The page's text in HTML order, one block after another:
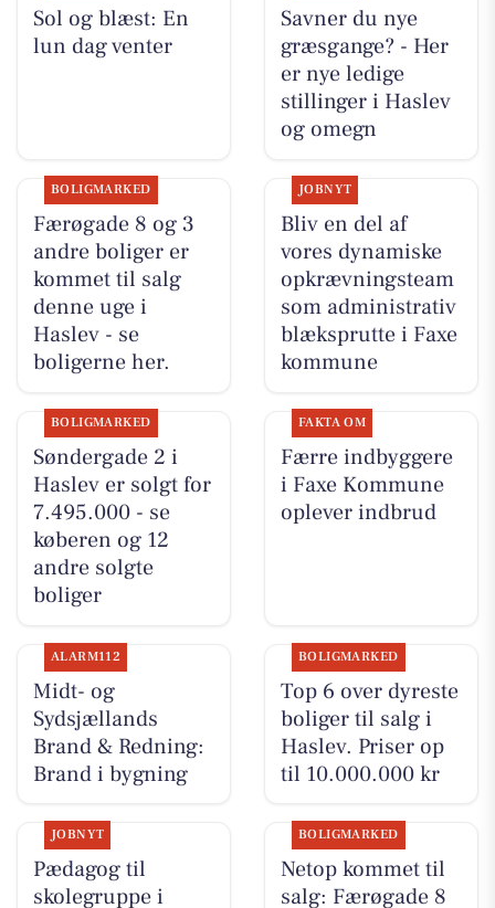
Sol og blæst: En
lun dag venter
Savner du nye
græsgange? - Her
er nye ledige
stillinger i Haslev
og omegn
BOLIGMARKED
Færøgade 8 og 3
andre boliger er
kommet til salg
denne uge i
Haslev - se
boligerne her.
JOBNYT
Bliv en del af
vores dynamiske
opkrævningsteam
som administrativ
blæksprutte i Faxe
kommune
BOLIGMARKED
Søndergade 2 i
Haslev er solgt for
7.495.000 - se
køberen og 12
andre solgte
boliger
FAKTA OM
Færre indbyggere
i Faxe Kommune
oplever indbrud
ALARM112
Midt- og
Sydsjællands
Brand & Redning:
Brand i bygning
BOLIGMARKED
Top 6 over dyreste
boliger til salg i
Haslev. Priser op
til 10.000.000 kr
JOBNYT
Pædagog til
skolegruppe i
BOLIGMARKED
Netop kommet til
salg: Færøgade 8